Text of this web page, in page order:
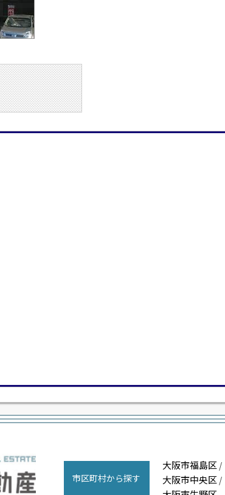
市区町村から探す
大阪市福島区 /
大阪市中央区 /